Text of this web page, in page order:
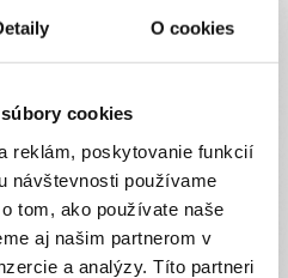
O cookies
cookies
reklám, poskytovanie funkcií
návštevnosti používame
tom, ako používate naše
aj našim partnerom v
a analýzy. Títo partneri
výške a zároveň pomôžete
na chod našej neziskovej
Anonymne?